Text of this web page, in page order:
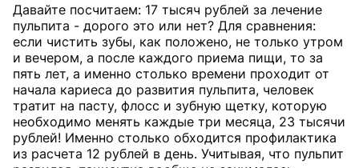
Давайте посчитаем: 17 тысяч рублей за лечение
пульпита - дорого это или нет? Для сравнения:
если чистить зубы, как положено, не только утром
и вечером, а после каждого приема пищи, то за
пять лет, а именно столько времени проходит от
начала кариеса до развития пульпита, человек
тратит на пасту, флосc и зубную щетку, которую
необходимо менять каждые три месяца, 23 тысячи
рублей! Именно столько обходится профилактика
из расчета 12 рублей в день. Учитывая, что пульпит